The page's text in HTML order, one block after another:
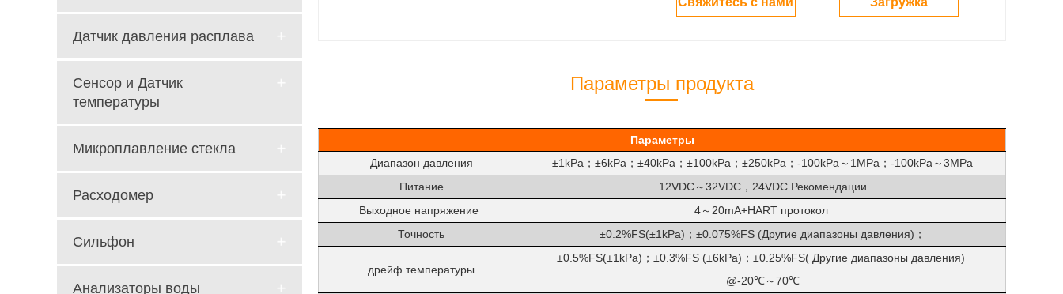
Параметры продукта
Параметры
Диапазон давления ±1kPa ； ±6kPa ； ±40kPa ； ±100kPa ； ±250kPa ； -100kPa ～ 1MPa ； -100kPa ～ 3MPa
Питание
12VDC～ 32VDC， 24VDC Рекомендации
Выходное напряжение
4～ 20mA+HART протокол
Точность
±0.2%FS(±1kPa) ； ±0.075%FS (Другие диапазоны давления) ；
дрейф температуры
±0.5%FS(±1kPa) ； ±0.3%FS (±6kPa) ； ±0.25%FS( Другие диапазоны давления)
@-20℃～ 70℃
Датчик давления расплава
Сенсор и Датчик
температуры
Микроплавление стекла
Расходомер
Сильфон
Анализаторы воды